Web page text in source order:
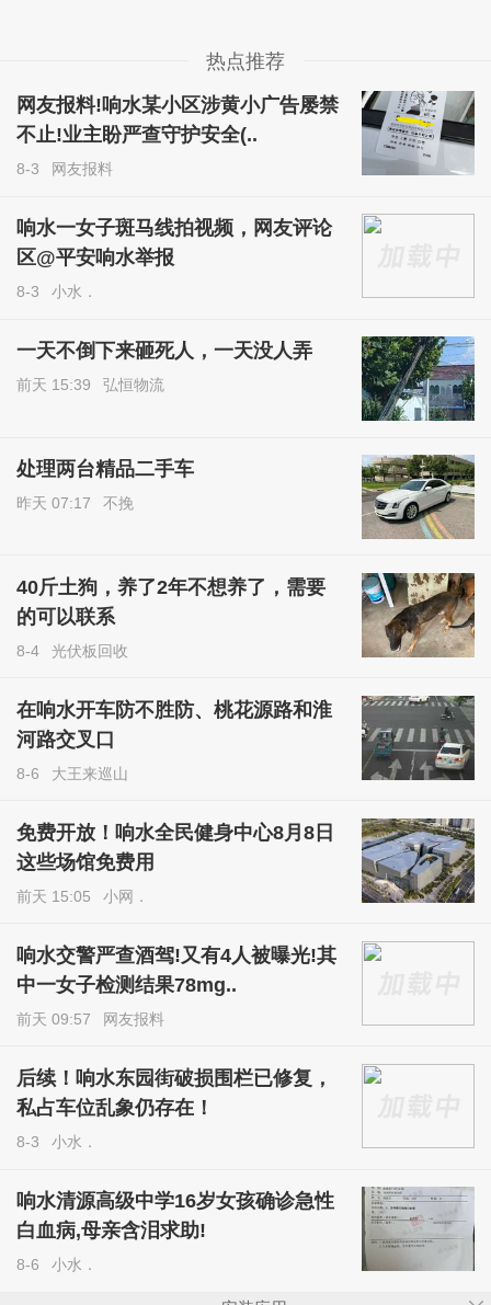
热点推荐
网友报料!响水某小区涉黄小广告屡禁
不止!业主盼严查守护安全(..
8-3 网友报料
响水一女子斑马线拍视频，网友评论
区@平安响水举报
8-3 小水．
一天不倒下来砸死人，一天没人弄
前天 15:39 弘恒物流
处理两台精品二手车
昨天 07:17 不挽
40斤土狗，养了2年不想养了，需要
的可以联系
8-4 光伏板回收
在响水开车防不胜防、桃花源路和淮
河路交叉口
8-6 大王来巡山
免费开放！响水全民健身中心8月8日
这些场馆免费用
前天 15:05 小网．
响水交警严查酒驾!又有4人被曝光!其
中一女子检测结果78mg..
前天 09:57 网友报料
后续！响水东园街破损围栏已修复，
私占车位乱象仍存在！
8-3 小水．
响水清源高级中学16岁女孩确诊急性
白血病,母亲含泪求助!
8-6 小水．